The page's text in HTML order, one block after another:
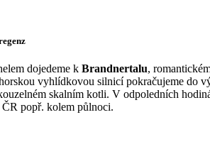
dojedeme k Brandnertalu,
vyhlídkovou silnicí pokračujeme do
skalním kotli. V odpoledních
popř. kolem půlnoci.